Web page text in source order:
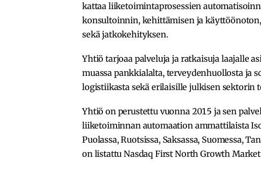
kattaa liiketoimintaprosessien
konsultoinnin, kehittämisen ja
sekä jatkokehityksen.
Yhtiö tarjoaa palveluja ja ratkaisuja laajalle
muassa pankkialalta, terveydenhuollosta ja
logistiikasta sekä erilaisille julkisen sektorin
Yhtiö on perustettu vuonna 2015 ja sen
liiketoiminnan automaation ammattilaista
Puolassa, Ruotsissa, Saksassa, Suomessa,
on listattu Nasdaq First North Growth